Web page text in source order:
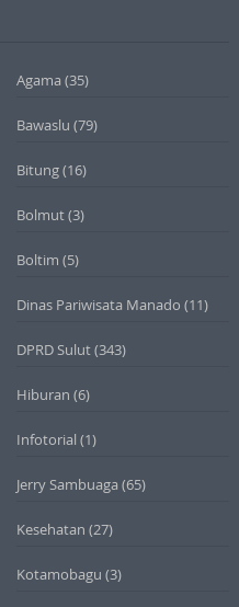
Agama (35)
Bawaslu (79)
Bitung(16)
Bolmut(3)
Boltim (5)
Dinas Pariwisata Manado (11)
DPRD Sulut(343)
Hiburan (6)
Infotorial (1)
Jerry Sambuaga (65)
Kesehatan (27)
Kotamobagu (3)